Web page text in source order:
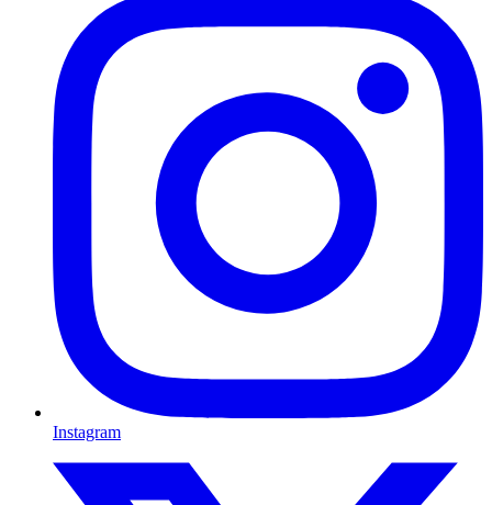
Instagram